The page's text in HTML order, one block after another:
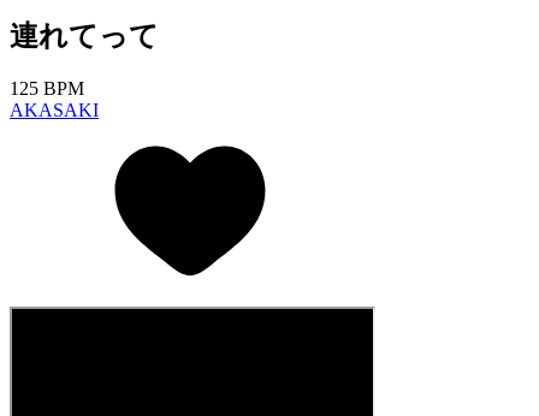
連れてって
125 BPM
AKASAKI